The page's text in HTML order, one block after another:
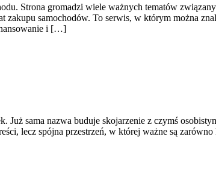
Strona gromadzi wiele ważnych tematów
samochodów. To serwis, w którym można
i […]
sama nazwa buduje skojarzenie z czymś
lecz spójna przestrzeń, w której ważne są